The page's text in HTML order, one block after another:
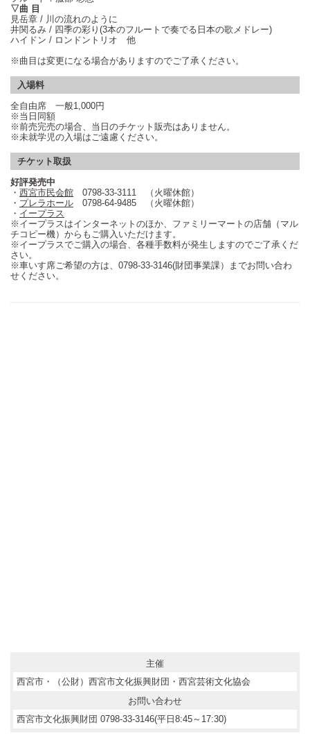
▽曲 目
見岳章 / 川の流れのように
井関るみ / 四季の彩り(3本のフルートで奏でる日本の歌メドレー)
ハイドン / ロンドントリオ 他
※曲目は変更になる場合がありますのでご了承ください。
入場料
全自由席 一般1,000円
※当日同額
※前売完売の場合、当日のチケット販売はありません。
※未就学児の入場はご遠慮ください。
チケット取扱
好評発売中
・ 西宮市民会館
0798-33-3111 （火曜休館）
・ プレラホール
0798-64-9485 （火曜休館）
・ イープラス
※イープラスはインターネットのほか、ファミリーマートの店舗（マル
チコピー機）からもご購入いただけます。
※イープラスでご購入の場合、各種手数料が発生しますのでご了承くだ
さい。
※車いす席ご希望の方は、0798-33-3146(財団事業課）までお問い合わ
せください。
主催
西宮市・（公財）西宮市文化振興財団・西宮芸術文化協会
お問い合わせ
西宮市文化振興財団 0798-33-3146(平日8:45～17:30)